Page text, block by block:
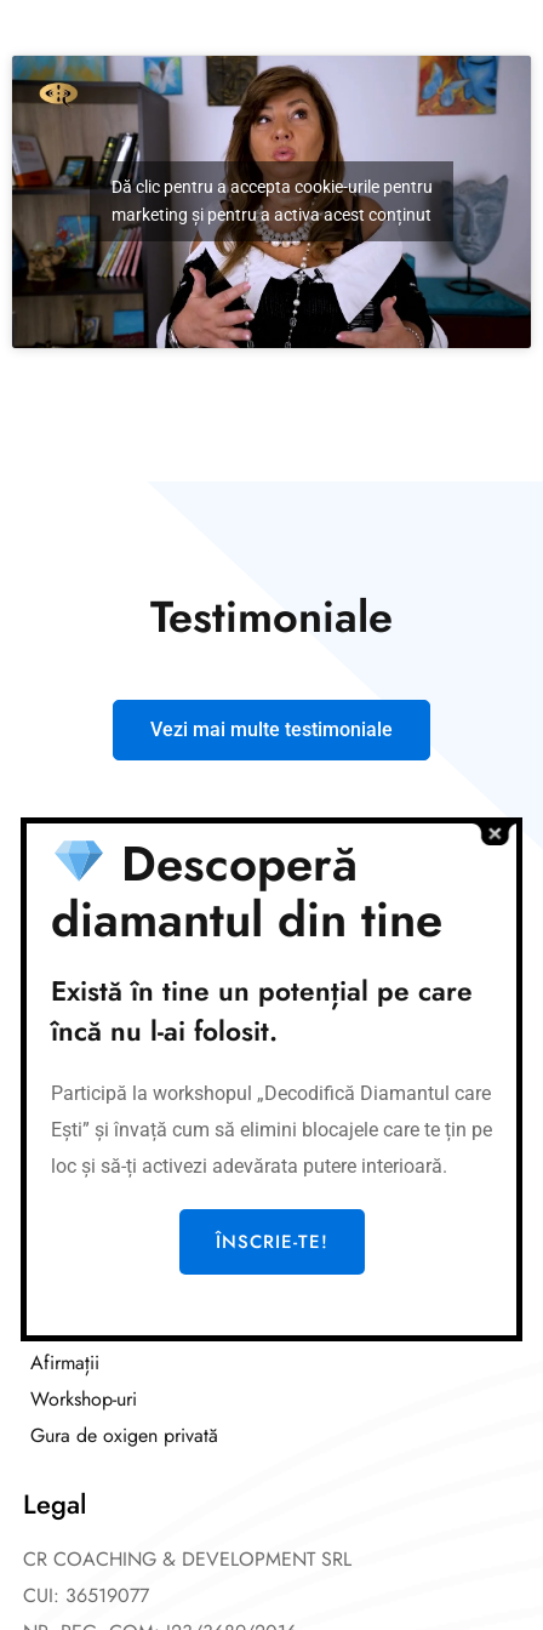
Exercitiu – Îți dorești
să câștigi din ce în
ce mai mult?
Home
/
Dă clic pentru a accepta cookie-urile pentru
marketing și pentru a activa acest conținut
Testimoniale
Vezi mai multe testimoniale
Conturi bancare
Nume cont:CR Coaching&Development
IBAN:RO37BTRLEURCRT0362684001
Nume cont:CR Coaching&Development
Nume banca: Banca Transilvania
IBAN:RO87BTRLRONCRT0362684001
Afirmații
Workshop-uri
Gura de oxigen privată
Legal
CR COACHING & DEVELOPMENT SRL
CUI: 36519077
Descoperă
diamantul din tine
Există în tine un potențial pe care
încă nu l-ai folosit.
Participă la workshopul „Decodifică Diamantul care
Ești” și învață cum să elimini blocajele care te țin pe
loc și să-ți activezi adevărata putere interioară.
ÎNSCRIE-TE!